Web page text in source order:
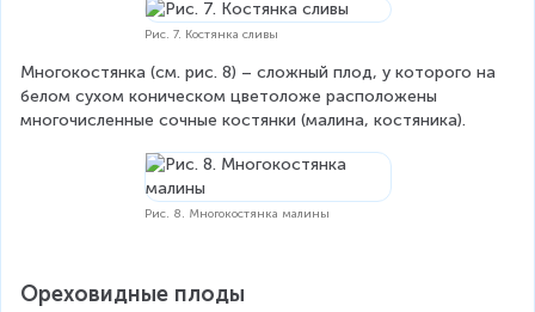
Рис. 7. Костянка сливы
Многокостянка (см. рис. 8) – сложный плод, у которого на
белом сухом коническом цветоложе расположены
многочисленные сочные костянки (малина, костяника).
Рис. 8. Многокостянка малины
Ореховидные плоды